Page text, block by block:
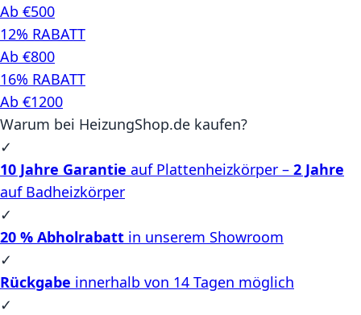
Ab €500
12% RABATT
Ab €800
16% RABATT
Ab €1200
Warum bei HeizungShop.de kaufen?
✓
10 Jahre Garantie auf Plattenheizkörper – 2 Jahre
auf Badheizkörper
✓
20 % Abholrabatt in unserem Showroom
✓
Rückgabe innerhalb von 14 Tagen möglich
✓